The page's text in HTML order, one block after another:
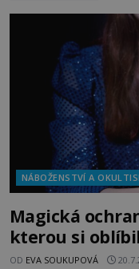
kouzla, jak si
pověru? Už
NÁBOŽENSTVÍ A
Magická
kterou si
OD EVA SOUKUPOVÁ